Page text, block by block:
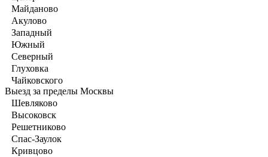
Майданово
Акулово
Западный
Южный
Северный
Глуховка
Чайковского
Выезд за пределы Москвы
Шевляково
Высоковск
Решетниково
Спас-Заулок
Кривцово